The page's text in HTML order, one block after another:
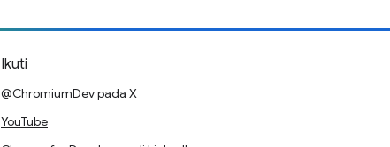
Ikuti
@ChromiumDev pada X
YouTube